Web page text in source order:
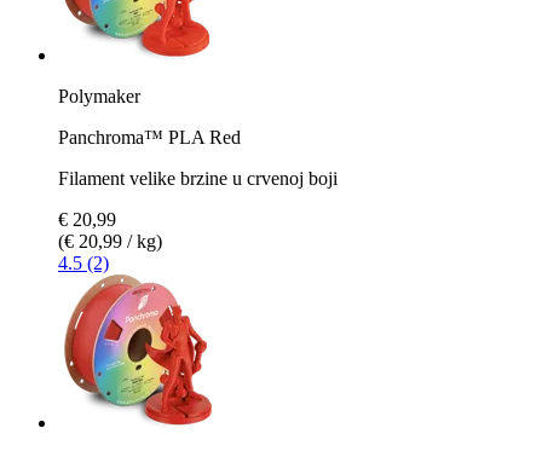
Polymaker
Panchroma™ PLA Red
Filament velike brzine u crvenoj boji
€ 20,99
(€ 20,99 / kg)
4.5 (2)